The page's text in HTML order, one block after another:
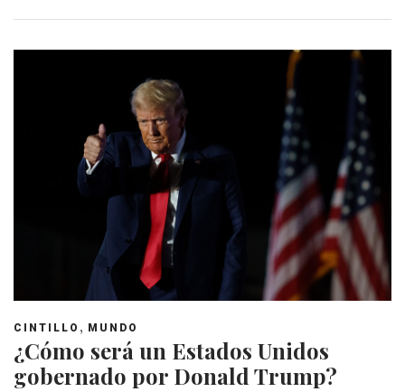
CINTILLO , MUNDO
¿Cómo será un Estados Unidos
gobernado por Donald Trump?